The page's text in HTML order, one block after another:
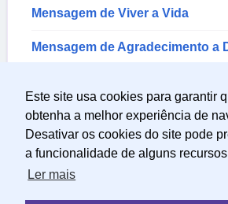
Este site usa cookies para garantir
obtenha a melhor experiência de
Desativar os cookies do site pode
a funcionalidade de alguns
Ler mais
Mensagem de Viver a Vida
Mensagem de Agradecimento a
Mensagem de Agradecimento de
Mensagem de Aniversário para